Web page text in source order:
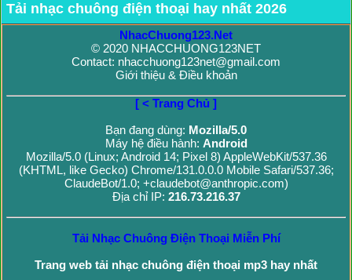
Tải nhạc chuông điện thoại hay nhất 2026
NhacChuong123.Net
© 2020 NHACCHUONG123NET
Contact: nhacchuong123net@gmail.com
Giới thiệu & Điều khoản
[ < Trang Chủ ]
Bạn đang dùng: Mozilla/5.0
Máy hệ điều hành: Android
Mozilla/5.0 (Linux; Android 14; Pixel 8) AppleWebKit/537.36
(KHTML, like Gecko) Chrome/131.0.0.0 Mobile Safari/537.36;
ClaudeBot/1.0; +claudebot@anthropic.com)
Địa chỉ IP: 216.73.216.37
Tải Nhạc Chuông Điện Thoại Miễn Phí
Trang web tải nhạc chuông điện thoại mp3 hay nhất